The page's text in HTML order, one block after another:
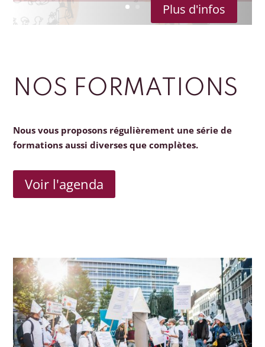
Plus d'infos
NOS FORMATIONS
Nous vous proposons régulièrement une série de
formations aussi diverses que complètes.
Voir l'agenda